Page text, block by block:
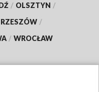
/ OLSZTYN /
RZESZÓW /
/ WROCŁAW